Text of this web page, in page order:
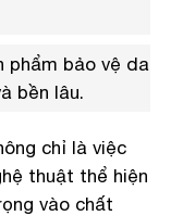
phẩm bảo vệ da
bền lâu.
chỉ là việc
thuật thể hiện
vào chất